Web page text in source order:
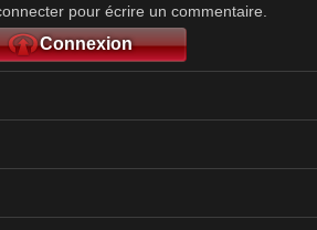
pour écrire un commentaire.
Connexion